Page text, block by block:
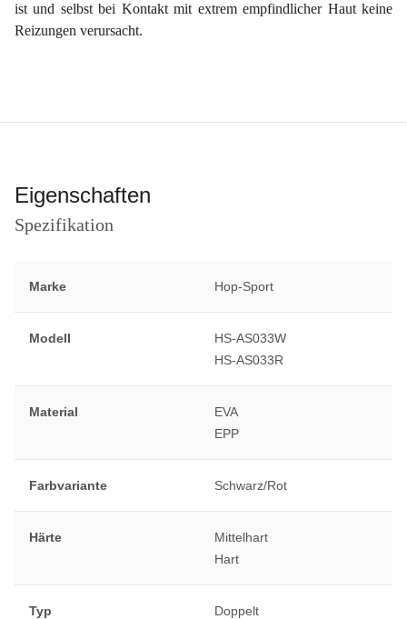
ist und selbst bei Kontakt mit extrem empfindlicher Haut keine
Reizungen verursacht.
Eigenschaften
Spezifikation
Marke Hop-Sport
Modell
HS-AS033W
HS-AS033R
Material
EVA
EPP
Farbvariante Schwarz/Rot
Härte
Mittelhart
Hart
Typ
Doppelt